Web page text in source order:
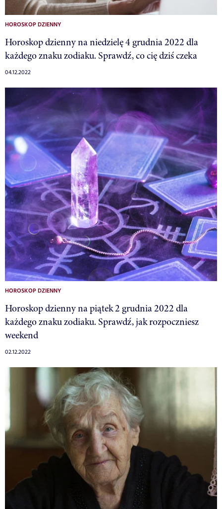
HOROSKOP DZIENNY
Horoskop dzienny na niedzielę 4 grudnia 2022 dla
każdego znaku zodiaku. Sprawdź, co cię dziś czeka
04.12.2022
HOROSKOP DZIENNY
Horoskop dzienny na piątek 2 grudnia 2022 dla
każdego znaku zodiaku. Sprawdź, jak rozpoczniesz
weekend
02.12.2022